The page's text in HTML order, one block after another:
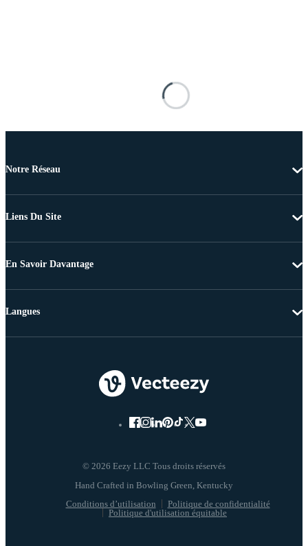
Notre Réseau
Liens Du Site
En Savoir Davantage
© 2026 Eezy LLC Tous droits réservés
Conditions d’utilisation
Politique de confidentialité
Politique d'utilisation équitable
Langues